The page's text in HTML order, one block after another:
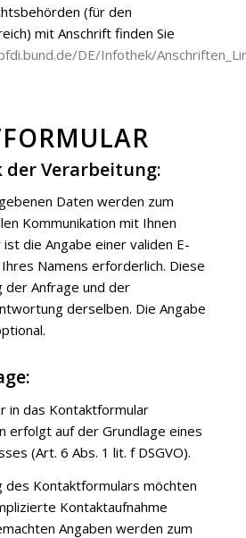
(für den
mit Anschrift finden Sie
DE/Infothek/
der Verarbeitung:
Daten werden zum
Kommunikation mit Ihnen
die Angabe einer validen E-
Namens erforderlich. Diese
der Anfrage und der
derselben. Die Angabe
in das Kontaktformular
erfolgt auf der Grundlage eines
(Art. 6 Abs. 1 lit. f DSGVO).
des Kontaktformulars möchten
Kontaktaufnahme
Angaben werden zum